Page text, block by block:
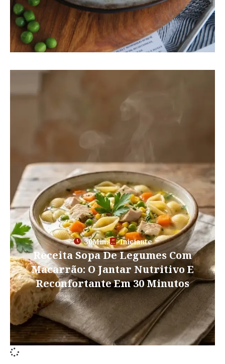
30Min. Iniciante
Receita Sopa De Legumes Com
Macarrão: O Jantar Nutritivo E
Reconfortante Em 30 Minutos